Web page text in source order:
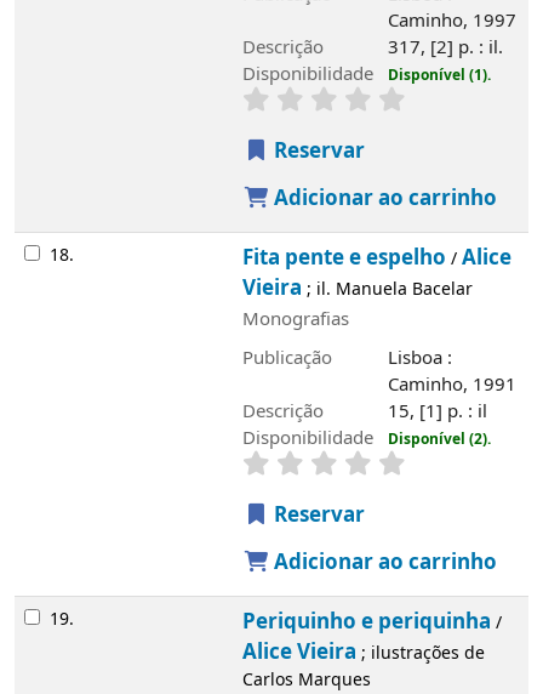
Caminho, 1997
Descrição
317, [2] p. : il.
Disponibilidade
Disponível (1).
Reservar
Adicionar ao carrinho
18. Fita pente e espelho /Alice
Vieira ; il. Manuela Bacelar
Monografias
Publicação
Lisboa :
Caminho, 1991
Descrição
15, [1] p. : il
Disponibilidade
Disponível (2).
Reservar
Adicionar ao carrinho
19. Periquinho e periquinha /
Alice Vieira ; ilustrações de
Carlos Marques